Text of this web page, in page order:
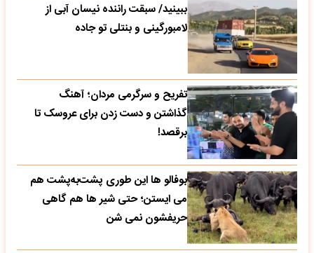
ببینید/ سبقت راننده نیسان آبی از
لامبورگینی و بنتلی تو جاده
تفریح و سرگرمی مردان؛ آهنگ
گذاشتن و دست زدن برای عروسک تا
برقصد!
بوفالو ها این‌ طوری پشت‌به‌پشت هم
می‌ ایستن؛ حتی شیر ها هم گاهی
حریفشون نمی‌ شن